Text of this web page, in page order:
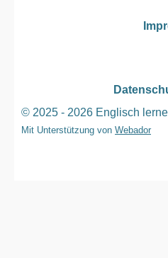
© 2025 - 2026 Englisch
Mit Unterstützung von Webador